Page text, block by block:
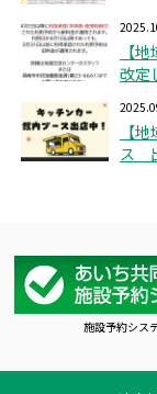
【
改定
【
ス
施設予約シス